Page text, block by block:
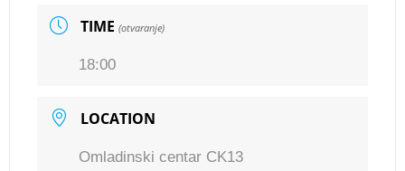
TIME (otvaranje)
18:00
LOCATION
Omladinski centar CK13